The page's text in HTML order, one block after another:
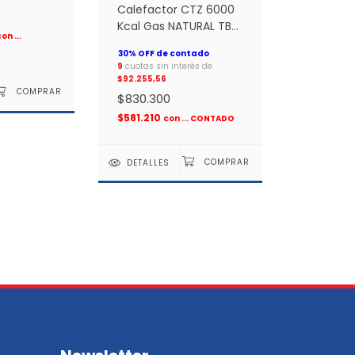
...
Calefactor CTZ 6000
Kcal Gas NATURAL TB
9 cuotas sin interés de
$92.255,56
$830.300
$581.210 con ... CONTADO
DETALLES